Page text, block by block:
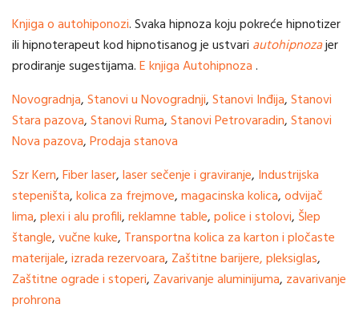
Knjiga o autohiponozi. Svaka hipnoza koju pokreće hipnotizer
ili hipnoterapeut kod hipnotisanog je ustvari autohipnozajer
prodiranje sugestijama.E knjiga Autohipnoza.
Novogradnja,Stanovi u Novogradnji,Stanovi Inđija,Stanovi
Stara pazova,Stanovi Ruma,Stanovi Petrovaradin,Stanovi
Nova pazova,Prodaja stanova
Szr Kern,Fiber laser,laser sečenje i graviranje, Industrijska
stepeništa,kolica za frejmove,magacinska kolica,odvijač
lima,plexi i alu profili,reklamne table,police i stolovi, Šlep
štangle,vučne kuke, Transportna kolica za karton i pločaste
materijale,izrada rezervoara, Zaštitne barijere, pleksiglas,
Zaštitne ograde i stoperi, Zavarivanje aluminijuma, zavarivanje
prohrona